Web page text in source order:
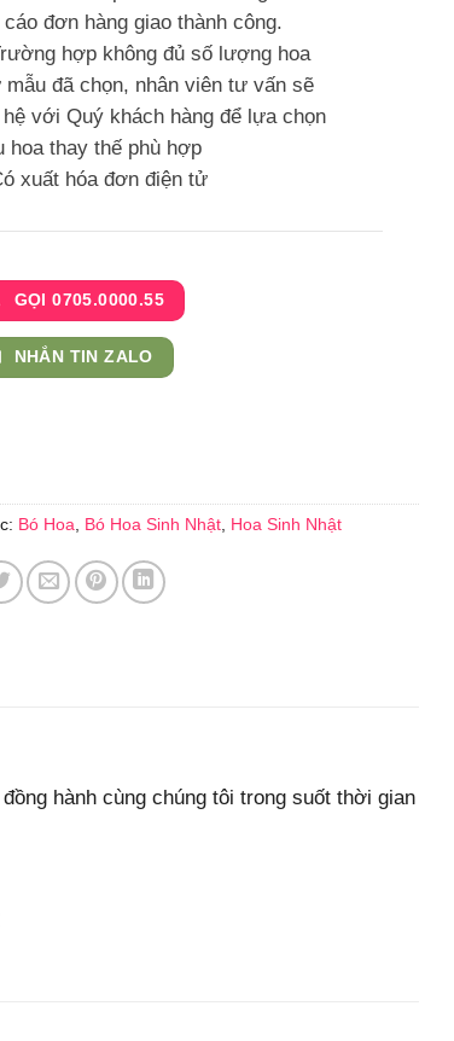
cáo đơn hàng giao thành công.
hợp không đủ số lượng hoa
mẫu đã chọn, nhân viên tư vấn sẽ
hệ với Quý khách hàng để lựa chọn
hoa thay thế phù hợp
xuất hóa đơn điện tử
GỌI 0705.0000.55
NHẮN TIN ZALO
Bó Hoa Bó Hoa Sinh Nhật Hoa Sinh Nhật
hành cùng chúng tôi trong suốt thời gian